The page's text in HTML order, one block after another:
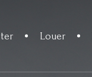
Louer